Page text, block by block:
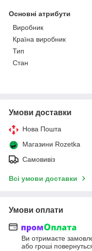
Основні атрибути
Виробник
Країна виробник
Тип
Стан
Умови доставки
Нова Пошта
Магазини Rozetka
Самовивіз
Всі умови доставки
Умови оплати
Ви отримаєте
або гроші